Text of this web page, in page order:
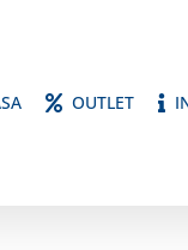
OUTLET